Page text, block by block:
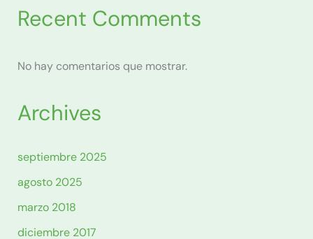
Recent Comments
No hay comentarios que mostrar.
Archives
septiembre 2025
agosto 2025
marzo 2018
diciembre 2017